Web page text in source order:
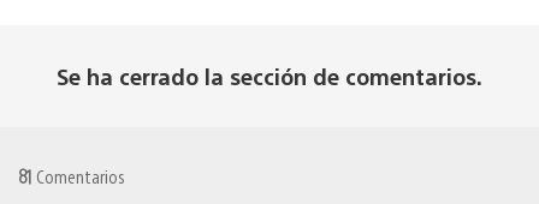
Se ha cerrado la sección de comentarios.
81 Comentarios